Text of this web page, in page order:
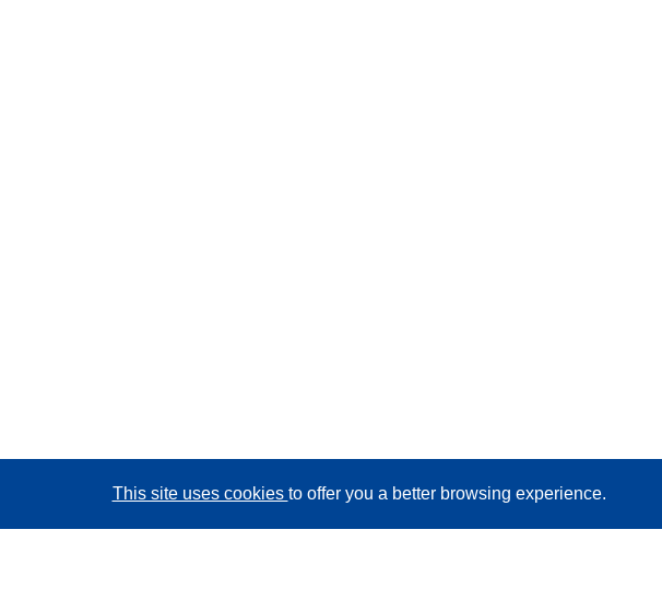
This site uses cookies to offer you a better browsing experience.